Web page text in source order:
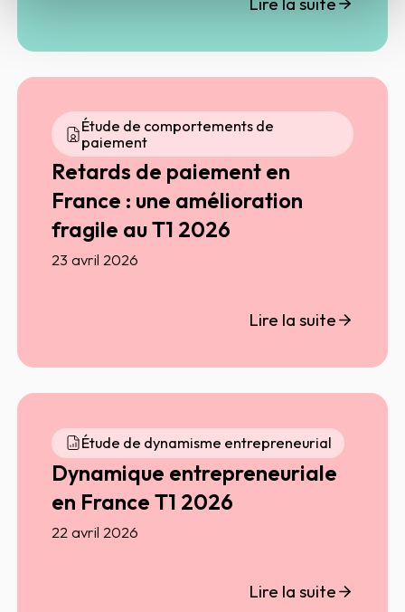
Étude de comportements de
paiement
Retards de paiement en
France : une amélioration
fragile au T1 2026
23 avril 2026
Lire la suite
Étude de dynamisme entrepreneurial
Dynamique entrepreneuriale
en France T1 2026
22 avril 2026
Lire la suite